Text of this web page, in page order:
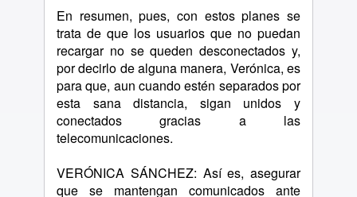
En resumen, pues, con estos planes se
trata de que los usuarios que no puedan
recargar no se queden desconectados y,
por decirlo de alguna manera, Verónica, es
para que, aun cuando estén separados por
esta sana distancia, sigan unidos y
conectados gracias a las
telecomunicaciones.
VERÓNICA SÁNCHEZ: Así es, asegurar
que se mantengan comunicados ante